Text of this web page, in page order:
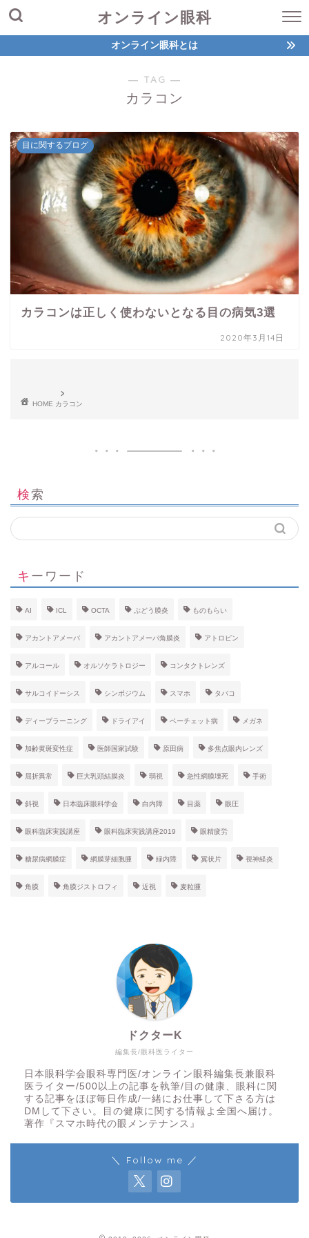
オンライン眼科
オンライン眼科とは
― TAG ―
カラコン
目に関するブログ
カラコンは正しく使わないとなる目の病気3選
2020年3月14日
HOME カラコン
検索
キーワード
AI ICL OCTA ぶどう膜炎 ものもらい
アカントアメーバ アカントアメーバ角膜炎 アトロピン
アルコール オルソケラトロジー コンタクトレンズ
サルコイドーシス シンポジウム スマホ タバコ
ディープラーニング ドライアイ ベーチェット病 メガネ
加齢黄斑変性症 医師国家試験 原田病 多焦点眼内レンズ
屈折異常 巨大乳頭結膜炎 弱視 急性網膜壊死 手術
斜視 日本臨床眼科学会 白内障 目薬 眼圧
眼科臨床実践講座 眼科臨床実践講座2019 眼精疲労
糖尿病網膜症 網膜芽細胞腫 緑内障 翼状片 視神経炎
角膜 角膜ジストロフィ 近視 麦粒腫
編集長/眼科医ライター
ドクターK
日本眼科学会眼科専門医/オンライン眼科編集長兼眼科
医ライター/500以上の記事を執筆/目の健康、眼科に関
する記事をほぼ毎日作成/一緒にお仕事して下さる方は
DMして下さい。目の健康に関する情報よ全国へ届け。
著作『スマホ時代の眼メンテナンス』
＼ Follow me ／